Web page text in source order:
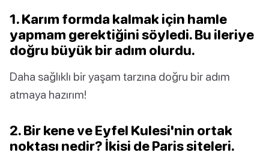
1. Karım formda kalmak için hamle
yapmam gerektiğini söyledi. Bu ileriye
doğru büyük bir adım olurdu.
Daha sağlıklı bir yaşam tarzına doğru bir adım
atmaya hazırım!
2. Bir kene ve Eyfel Kulesi'nin ortak
noktası nedir? İkisi de Paris siteleri.